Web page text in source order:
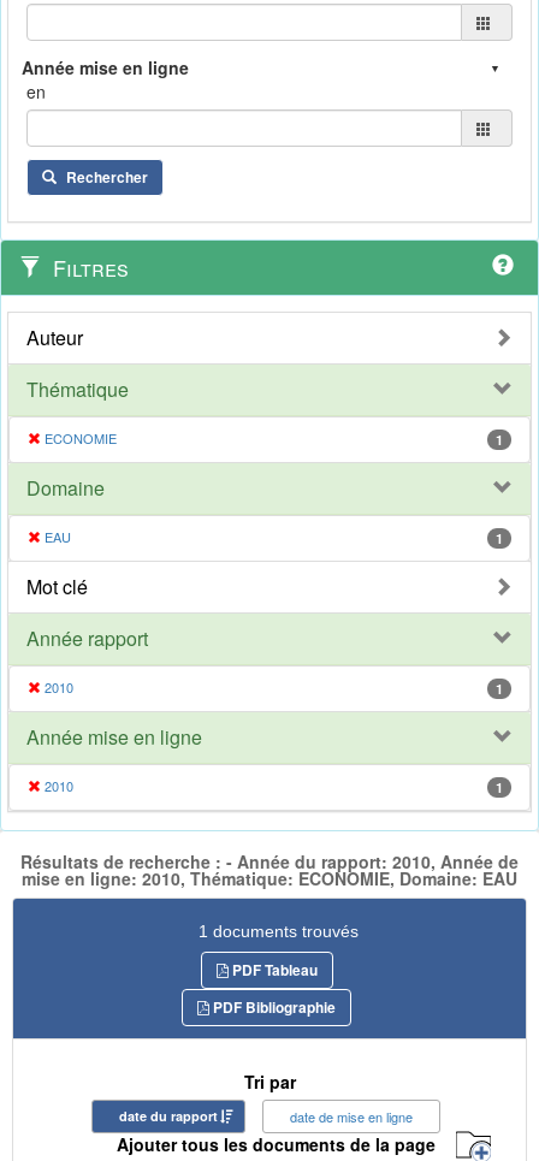
en
Rechercher
Filtres
Auteur
Thématique
ECONOMIE 1
Domaine
EAU 1
Mot clé
Année rapport
2010 1
Année mise en ligne
2010 1
Résultats de recherche : - Année du rapport: 2010, Année de
mise en ligne: 2010, Thématique: ECONOMIE, Domaine: EAU
1 documents trouvés
PDF Tableau
PDF Bibliographie
Tri par
date du rapport date de mise en ligne
Ajouter tous les documents de la page